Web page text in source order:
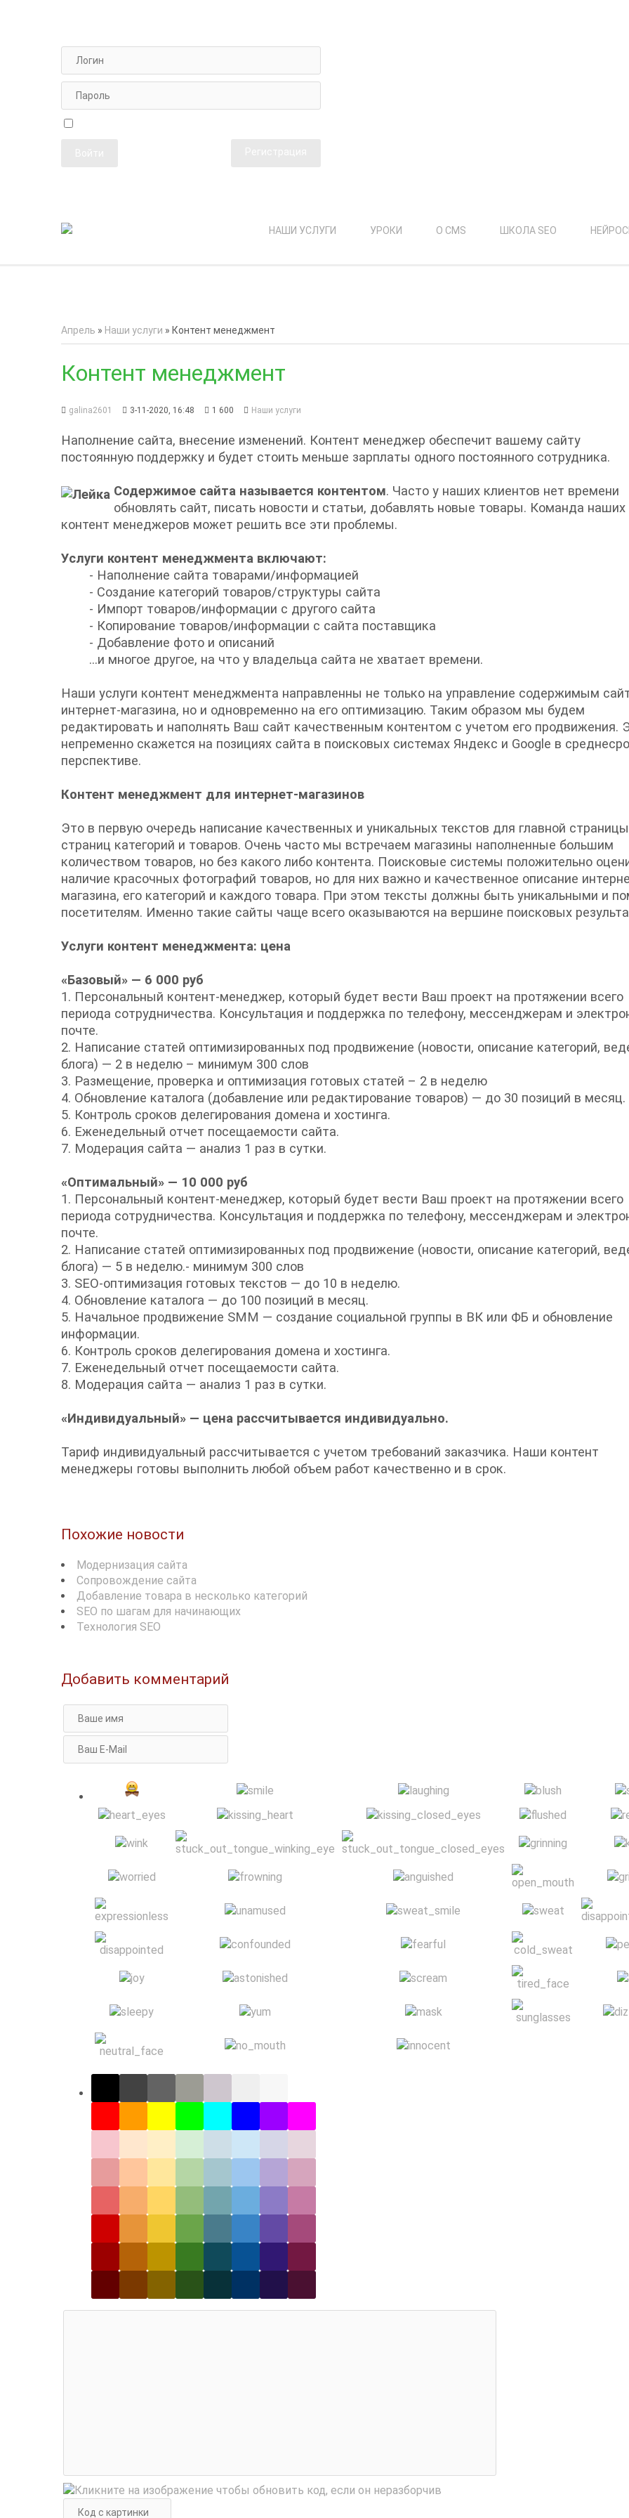
НАШИ УСЛУГИ УРОКИ О CMS ШКОЛА SEO
Апрель » Наши услуги » Контент менеджмент
Контент менеджмент
galina2601 3-11-2020, 16:48 1 600 Наши услуги
Наполнение сайта, внесение изменений. Контент менеджер обеспечит вашему сайту
постоянную поддержку и будет стоить меньше зарплаты одного постоянного сотрудника.
Содержимое сайта называется контентом. Часто у наших клиентов нет времени
обновлять сайт, писать новости и статьи, добавлять новые товары. Команда наших
контент менеджеров может решить все эти проблемы.
Услуги контент менеджмента включают:
- Наполнение сайта товарами/информацией
- Создание категорий товаров/структуры сайта
- Импорт товаров/информации с другого сайта
- Копирование товаров/информации с сайта поставщика
- Добавление фото и описаний
…и многое другое, на что у владельца сайта не хватает времени.
Наши услуги контент менеджмента направленны не только на управление содержимым
интернет-магазина, но и одновременно на его оптимизацию. Таким образом мы будем
редактировать и наполнять Ваш сайт качественным контентом с учетом его продвижения.
непременно скажется на позициях сайта в поисковых системах Яндекс и Google в
перспективе.
Контент менеджмент для интернет-магазинов
Это в первую очередь написание качественных и уникальных текстов для главной
страниц категорий и товаров. Очень часто мы встречаем магазины наполненные большим
количеством товаров, но без какого либо контента. Поисковые системы положительно
наличие красочных фотографий товаров, но для них важно и качественное описание
магазина, его категорий и каждого товара. При этом тексты должны быть уникальными и
посетителям. Именно такие сайты чаще всего оказываются на вершине поисковых
Услуги контент менеджмента: цена
«Базовый» — 6 000 руб
1. Персональный контент-менеджер, который будет вести Ваш проект на протяжении всего
периода сотрудничества. Консультация и поддержка по телефону, мессенджерам и
почте.
2. Написание статей оптимизированных под продвижение (новости, описание категорий,
блога) — 2 в неделю – минимум 300 слов
3. Размещение, проверка и оптимизация готовых статей – 2 в неделю
4. Обновление каталога (добавление или редактирование товаров) — до 30 позиций в месяц.
5. Контроль сроков делегирования домена и хостинга.
6. Еженедельный отчет посещаемости сайта.
7. Модерация сайта — анализ 1 раз в сутки.
«Оптимальный» — 10 000 руб
1. Персональный контент-менеджер, который будет вести Ваш проект на протяжении всего
периода сотрудничества. Консультация и поддержка по телефону, мессенджерам и
почте.
2. Написание статей оптимизированных под продвижение (новости, описание категорий,
блога) — 5 в неделю.- минимум 300 слов
3. SEO-оптимизация готовых текстов — до 10 в неделю.
4. Обновление каталога — до 100 позиций в месяц.
5. Начальное продвижение SMM — создание социальной группы в ВК или ФБ и обновление
информации.
6. Контроль сроков делегирования домена и хостинга.
7. Еженедельный отчет посещаемости сайта.
8. Модерация сайта — анализ 1 раз в сутки.
«Индивидуальный» — цена рассчитывается индивидуально.
Тариф индивидуальный рассчитывается с учетом требований заказчика. Наши контент
менеджеры готовы выполнить любой объем работ качественно и в срок.
Похожие новости
Модернизация сайта
Сопровождение сайта
Добавление товара в несколько категорий
SEO по шагам для начинающих
Технология SEO
Добавить комментарий